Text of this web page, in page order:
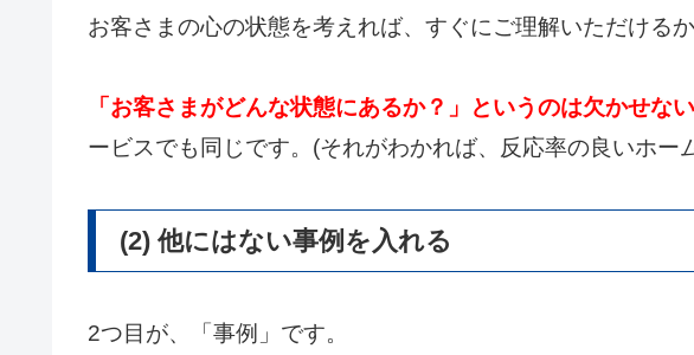
お客さまの心の状態を考えれば、すぐにご理解いただけるか
「お客さまがどんな状態にあるか？」というのは欠かせな
ービスでも同じです。(それがわかれば、反応率の良いホー
(2) 他にはない事例を入れる
2つ目が、「事例」です。